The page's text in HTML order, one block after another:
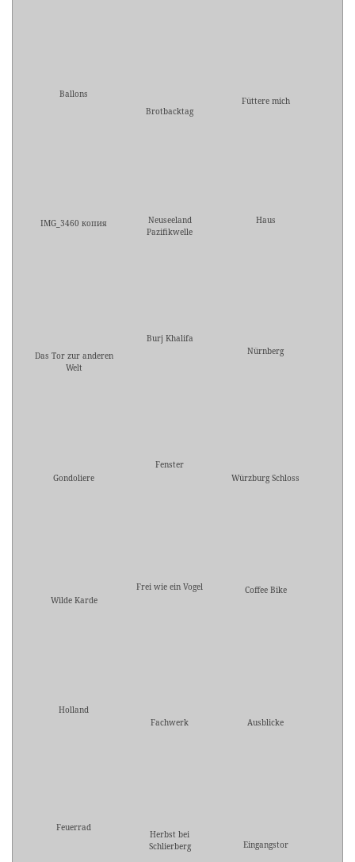
Ballons
Brotbacktag
Füttere mich
IMG_3460 копия
Neuseeland
Pazifikwelle
Haus
Das Tor zur anderen
Welt
Burj Khalifa
Nürnberg
Gondoliere
Fenster
Würzburg Schloss
Wilde Karde
Frei wie ein Vogel Coffee Bike
Holland
Fachwerk
Ausblicke
Feuerrad
Herbst bei
Schlierberg
Eingangstor